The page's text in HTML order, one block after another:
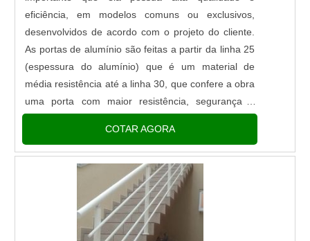
eficiência, em modelos comuns ou exclusivos,
desenvolvidos de acordo com o projeto do cliente.
As portas de alumínio são feitas a partir da linha 25
(espessura do alumínio) que é um material de
média resistência até a linha 30, que confere a obra
uma porta com maior resistência, segurança e
nessa composiç....
COTAR AGORA